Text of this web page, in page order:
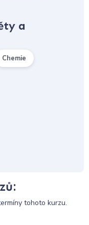
a
Chemie
tohoto kurzu.